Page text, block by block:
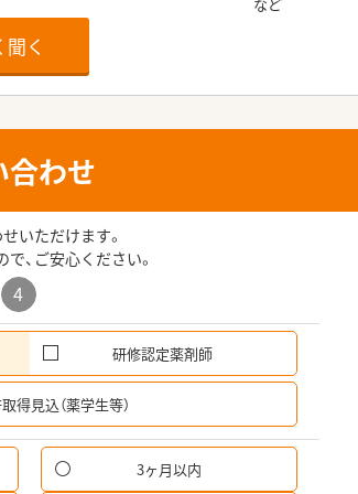
く
合わせ
いただけます。
、ご安心ください。
4
研修認定薬剤師
得見込（薬学生等）
3ヶ月以内